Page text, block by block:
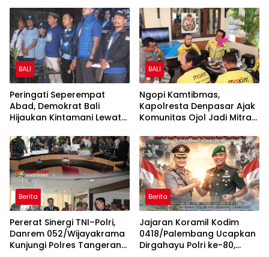
BALI
Peringati Seperempat
Abad, Demokrat Bali
Hijaukan Kintamani Lewat
Indonesia ASRI
BALI
Ngopi Kamtibmas,
Kapolresta Denpasar Ajak
Komunitas Ojol Jadi Mitra
Kota
Berita
Pererat Sinergi TNI–Polri,
Danrem 052/Wijayakrama
Kunjungi Polres Tangerang
Berita
Jajaran Koramil Kodim
0418/Palembang Ucapkan
Dirgahayu Polri ke-80,